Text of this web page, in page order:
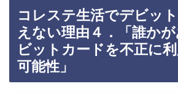
コレステ生活でデビッ
えない理由４．「誰か
ビットカードを不正に
可能性」